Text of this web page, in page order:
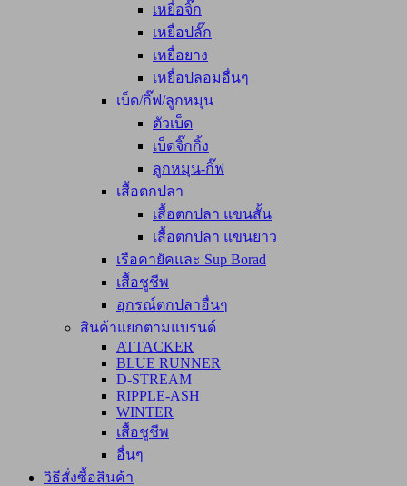
เหยื่อจิ๊ก
เหยื่อปลั๊ก
เหยื่อยาง
เหยื่อปลอมอื่นๆ
เบ็ด/กิ๊ฟ/ลูกหมุน
ตัวเบ็ด
เบ็ดจิ๊กกิ้ง
ลูกหมุน-กิ๊ฟ
เสื้อตกปลา
เสื้อตกปลา แขนสั้น
เสื้อตกปลา แขนยาว
เรือคายัคและ Sup Borad
เสื้อชูชีพ
อุกรณ์ตกปลาอื่นๆ
สินค้าแยกตามแบรนด์
ATTACKER
BLUE RUNNER
D-STREAM
RIPPLE-ASH
WINTER
เสื้อชูชีพ
อื่นๆ
วิธีสั่งซื้อสินค้า